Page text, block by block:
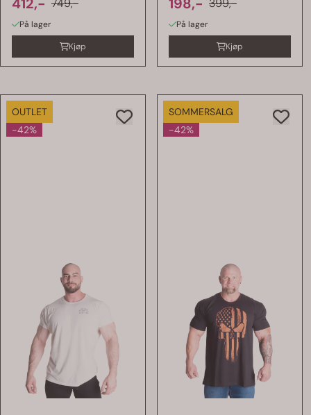
749,-
På lager
Kjøp
399,-
På lager
Kjøp
OUTLET
-42%
SOMMERSALG
-42%